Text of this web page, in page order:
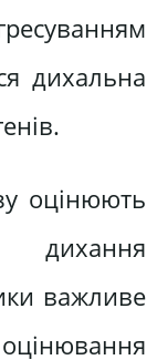
дихальна
оцінюють
дихання
важливе